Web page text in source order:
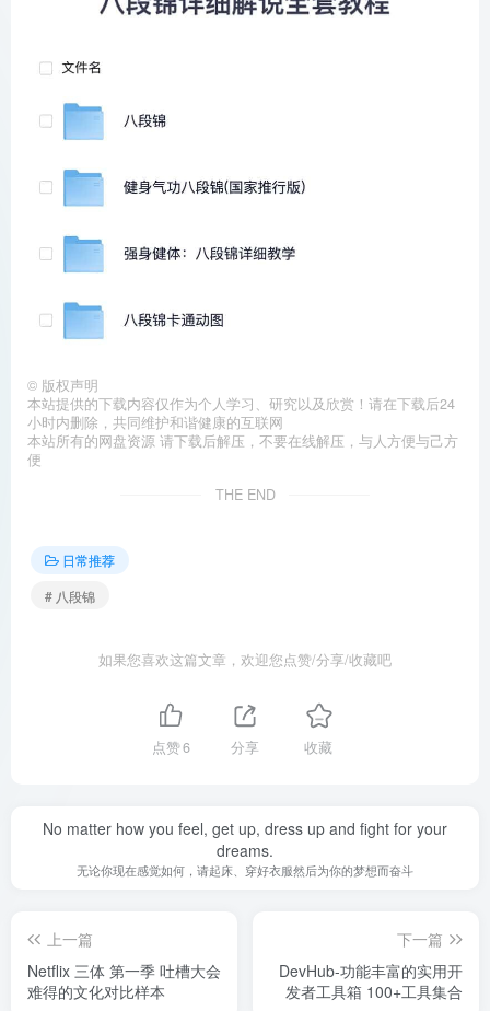
© 版权声明
本站提供的下载内容仅作为个人学习、研究以及欣赏！请在下载后24
小时内删除，共同维护和谐健康的互联网
本站所有的网盘资源 请下载后解压，不要在线解压，与人方便与己方
便
THE END
日常推荐
# 八段锦
如果您喜欢这篇文章，欢迎您点赞/分享/收藏吧
点赞6 分享 收藏
No matter how you feel, get up, dress up and fight for your
dreams.
无论你现在感觉如何，请起床、穿好衣服然后为你的梦想而奋斗
上一篇
Netflix 三体 第一季 吐槽大会
难得的文化对比样本
下一篇
DevHub-功能丰富的实用开
发者工具箱 100+工具集合